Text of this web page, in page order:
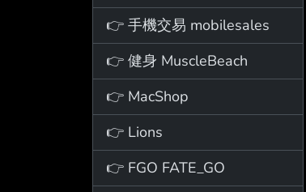
👉 手機交易 mobilesales
👉 健身 MuscleBeach
👉 MacShop
👉 Lions
👉 FGO FATE_GO